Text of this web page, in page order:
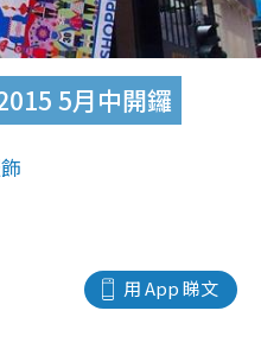
5月中開鑼
用 App 睇文